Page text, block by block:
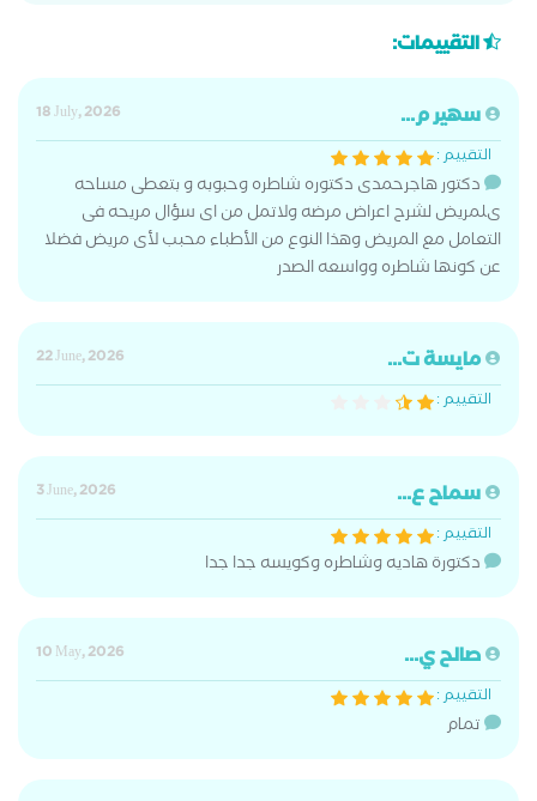
التقييمات:
سهير م...
18 July, 2026
التقييم :
دكتور هاجرحمدى دكتوره شاطره وحبوبه و بتعطى مساحه
ىلمريض لشرح اعراض مرضه ولاتمل من اى سؤال مريحه فى
التعامل مع المريض وهذا النوع من الأطباء محبب لأى مريض فضلا
عن كونها شاطره وواسعه الصدر
مايسة ت...
22 June, 2026
التقييم :
سماح ع...
3 June, 2026
التقييم :
دكتورة هاديه وشاطره وكويسه جدا جدا
صالح ي...
10 May, 2026
التقييم :
تمام